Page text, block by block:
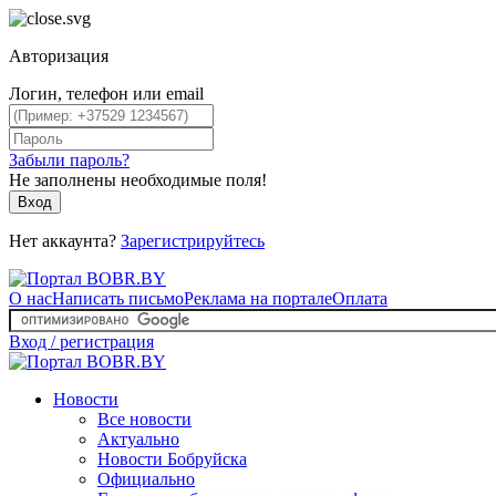
Авторизация
Логин, телефон или email
Забыли пароль?
Не заполнены необходимые поля!
Вход
Нет аккаунта? Зарегистрируйтесь
О насНаписать письмоРеклама на порталеОплата
Вход / регистрация
Новости
Все новости
Актуально
Новости Бобруйска
Официально